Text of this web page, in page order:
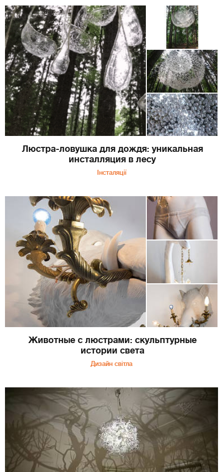
Люстра-ловушка для дождя: уникальная
инсталляция в лесу
Інсталяції
Животные с люстрами: скульптурные
истории света
Дизайн світла